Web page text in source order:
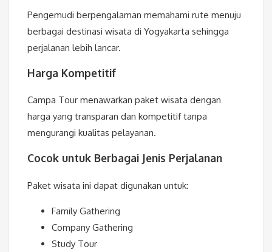
Pengemudi berpengalaman memahami rute menuju
berbagai destinasi wisata di Yogyakarta sehingga
perjalanan lebih lancar.
Harga Kompetitif
Campa Tour menawarkan paket wisata dengan
harga yang transparan dan kompetitif tanpa
mengurangi kualitas pelayanan.
Cocok untuk Berbagai Jenis Perjalanan
Paket wisata ini dapat digunakan untuk:
Family Gathering
Company Gathering
Study Tour